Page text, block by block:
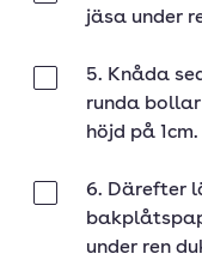
jäsa under
5. Knåda
runda bollar
höjd på 1cm.
6. Därefter
under ren